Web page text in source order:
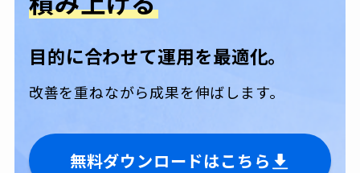
目的に合わせて運用を最適化。
改善を重ねながら成果を伸ばします。
無料ダウンロードはこちら